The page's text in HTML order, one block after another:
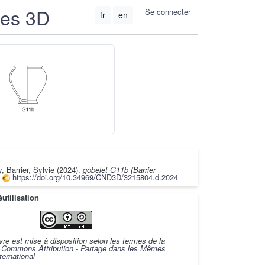
3D Se connecter
fr en
Barrier, Sylvie (2024).gobelet G11b (Barrier
https://doi.org/10.34969/CND3D/3215804.d.2024
est mise à disposition selon les termes de la
Attribution - Partage dans les Mêmes